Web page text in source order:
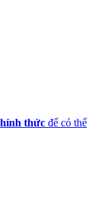
thức để có thể